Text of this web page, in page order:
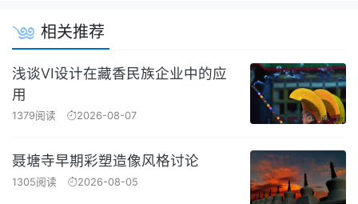
相关推荐
浅谈VI设计在藏香民族企业中的应
用
1379阅读 2026-08-07
聂塘寺早期彩塑造像风格讨论
1305阅读 2026-08-05